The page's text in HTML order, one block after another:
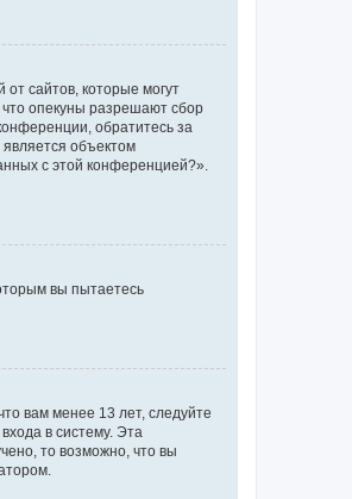
сайтов, которые могут
опекуны разрешают сбор
обратитесь за
объектом
с этой конференцией?».
вы пытаетесь
вам менее 13 лет, следуйте
в систему. Эта
то возможно, что вы